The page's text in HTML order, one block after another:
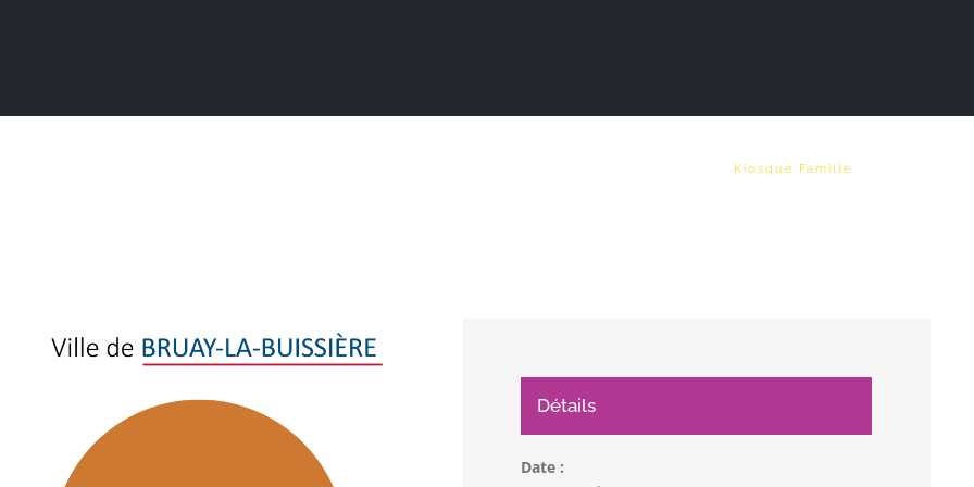
Kiosque Famille
Détails
Date :